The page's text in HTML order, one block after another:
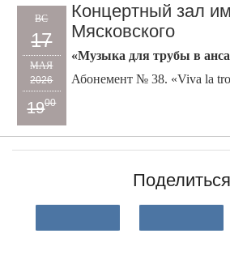
ВС
17
МАЯ
2026
1900
Концертный зал
Мясковского
«Музыка для трубы в
Абонемент № 38. «Viva la
Поделиться